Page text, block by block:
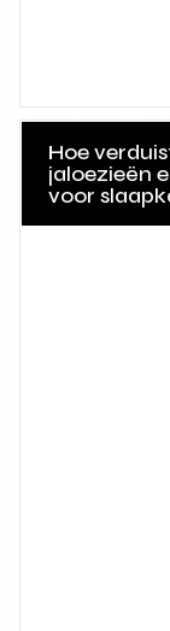
Hoe
jaloezieën
voor